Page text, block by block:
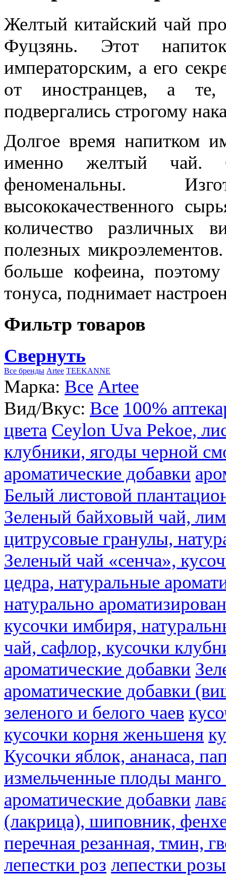
Желтый китайский чай
Фуцзянь. Этот
императорским, а его
от иностранцев, а
подвергались строгому
Долгое время напитком
именно желтый чай.
феноменальны.
высококачественного
количество различных
полезных
больше кофеина,
тонуса, поднимает
Фильтр товаров
Свернуть
Все бренды Artee TEEKANNE
Марка: Все Artee
Вид/Вкус: Все 100%
цвета Ceylon Uva Pekoe,
клубники, ягоды черной
ароматические добавки
Белый листовой
Зеленый байховый чай,
цитрусовые гранулы,
Зеленый чай «сенча»,
цедра, натуральные
натурально
кусочки имбиря,
чай, сафлор, кусочки
ароматические добавки
ароматические добавки
зеленого и белого чаев
кусочки корня женьшеня
Кусочки яблок, ананаса,
измельченные плоды
ароматические добавки
(лакрица), шиповник,
перечная резанная, тмин,
лепестки роз лепестки розы